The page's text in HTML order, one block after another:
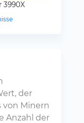
3990X
der
von Minern
Anzahl der